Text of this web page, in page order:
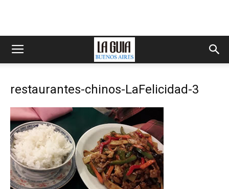
restaurantes-chinos-LaFelicidad-3